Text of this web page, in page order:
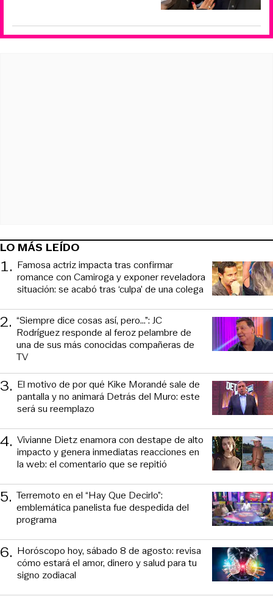
LO MÁS LEÍDO
1. Famosa actriz impacta tras confirmar
romance con Camiroga y exponer reveladora
situación: se acabó tras ‘culpa’ de una colega
2. “Siempre dice cosas así, pero...”: JC
Rodríguez responde al feroz pelambre de
una de sus más conocidas compañeras de
TV
3. El motivo de por qué Kike Morandé sale de
pantalla y no animará Detrás del Muro: este
será su reemplazo
4. Vivianne Dietz enamora con destape de alto
impacto y genera inmediatas reacciones en
la web: el comentario que se repitió
5. Terremoto en el “Hay Que Decirlo”:
emblemática panelista fue despedida del
programa
6. Horóscopo hoy, sábado 8 de agosto: revisa
cómo estará el amor, dinero y salud para tu
signo zodiacal